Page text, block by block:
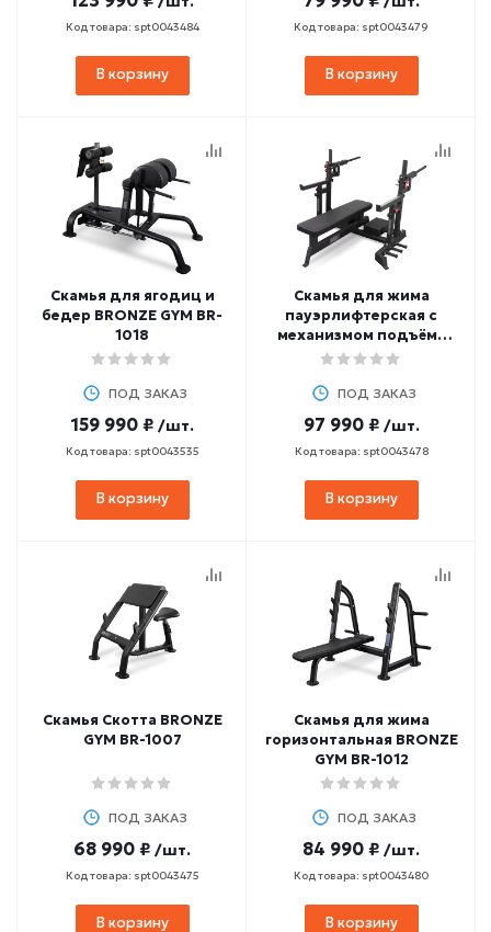
Код товара: spt0043484
В корзину
Код товара: spt0043479
В корзину
Скамья для ягодиц и
бедер BRONZE GYM BR-
1018
ПОД ЗАКАЗ
159 990 ₽ /шт.
Код товара: spt0043535
В корзину
Скамья для жима
пауэрлифтерская с
механизмом подъёма
штанги BRONZE GYM AL-
ПОД ЗАКАЗ
97 990 ₽ /шт.
Код товара: spt0043478
В корзину
Скамья Скотта BRONZE
GYM BR-1007
ПОД ЗАКАЗ
68 990 ₽ /шт.
Код товара: spt0043475
В корзину
Скамья для жима
горизонтальная BRONZE
GYM BR-1012
ПОД ЗАКАЗ
84 990 ₽ /шт.
Код товара: spt0043480
В корзину